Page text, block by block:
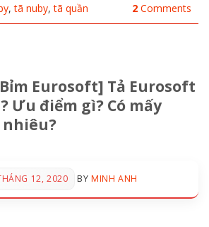
,tã nuby,tã quần 2 Comments
Eurosoft] Tả Eurosoft
Ưu điểm gì? Có mấy
nhiêu?
12, 2020 BYMINH ANH